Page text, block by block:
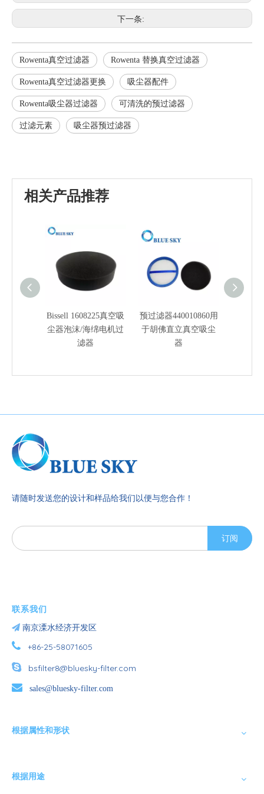
下一条:
Rowenta真空过滤器 Rowenta 替换真空过滤器
Rowenta真空过滤器更换 吸尘器配件
Rowenta吸尘器过滤器 可清洗的预过滤器
过滤元素 吸尘器预过滤器
相关产品推荐
Bissell 1608225真空吸
尘器泡沫/海绵电机过
滤器
预过滤器440010860用
于胡佛直立真空吸尘
器
请随时发送您的设计和样品给我们以便与您合作！
订阅
联系我们
 南京溧水经济开发区
 +86-25-58071605

bsfilter8@bluesky-filter.com

sales@bluesky-filter.com
根据属性和形状
根据用途